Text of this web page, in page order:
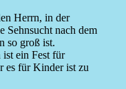
Herrn, in der
Sehnsucht nach dem
so groß ist.
ein Fest für
es für Kinder ist zu